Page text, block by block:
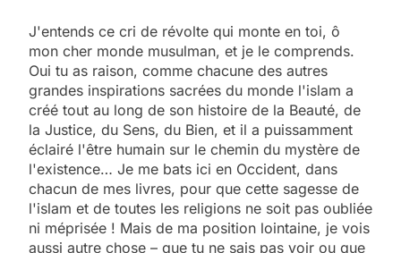
J'entends ce cri de révolte qui monte en toi, ô
mon cher monde musulman, et je le comprends.
Oui tu as raison, comme chacune des autres
grandes inspirations sacrées du monde l'islam a
créé tout au long de son histoire de la Beauté, de
la Justice, du Sens, du Bien, et il a puissamment
éclairé l'être humain sur le chemin du mystère de
l'existence… Je me bats ici en Occident, dans
chacun de mes livres, pour que cette sagesse de
l'islam et de toutes les religions ne soit pas oubliée
ni méprisée ! Mais de ma position lointaine, je vois
aussi autre chose – que tu ne sais pas voir ou que